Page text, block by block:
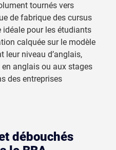
tournés vers
de fabrique des cursus
idéale pour les étudiants
calquée sur le modèle
leur niveau d’anglais,
anglais ou aux stages
des entreprises
débouchés